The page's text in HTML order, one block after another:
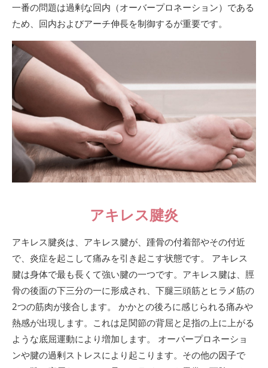
一番の問題は過剰な回内（オーバープロネーション）である
ため、回内およびアーチ伸長を制御するが重要です。
アキレス腱炎
アキレス腱炎は、アキレス腱が、踵骨の付着部やその付近
で、炎症を起こして痛みを引き起こす状態です。 アキレス
腱は身体で最も長くて強い腱の一つです。アキレス腱は、脛
骨の後面の下三分の一に形成され、下腿三頭筋とヒラメ筋の
2つの筋肉が接合します。 かかとの後ろに感じられる痛みや
熱感が出現します。これは足関節の背屈と足指の上に上がる
ような底屈運動により増加します。 オーバープロネーショ
ンや腱の過剰ストレスにより起こります。その他の因子で